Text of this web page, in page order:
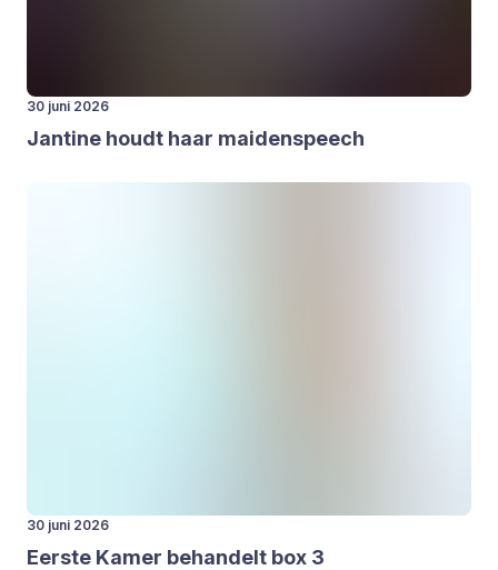
30 juni 2026
Jan­ti­ne houdt haar mai­den­speech
30 juni 2026
Eer­ste Kamer behan­delt box 3